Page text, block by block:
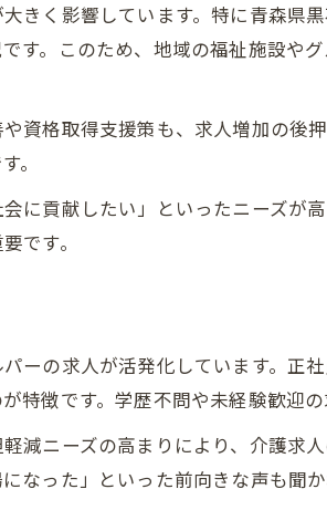
きく影響しています。特に青森県
す。このため、地域の福祉施設や
資格取得支援策も、求人増加の後
。
に貢献したい」といったニーズが
です。
ーの求人が活発化しています。正
特徴です。学歴不問や未経験歓迎
減ニーズの高まりにより、介護求
なった」といった前向きな声も聞か